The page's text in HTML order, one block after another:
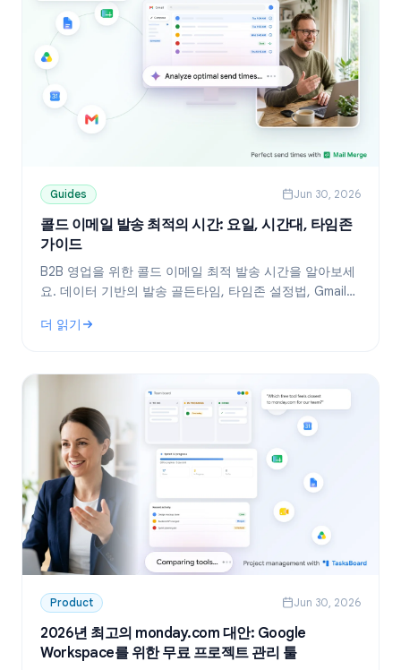
Guides Jun 30, 2026
콜드 이메일 발송 최적의 시간: 요일, 시간대, 타임존
가이드
B2B 영업을 위한 콜드 이메일 최적 발송 시간을 알아보세
요. 데이터 기반의 발송 골든타임, 타임존 설정법, Gmail
치 전략을 소개합니다.
더 읽기
: 콜드 이메일 발송 최적의 시간: 요일, 시간대, 타임존 가이드
Product Jun 30, 2026
2026년 최고의 monday.com 대안: Google
Workspace를 위한 무료 프로젝트 관리 툴